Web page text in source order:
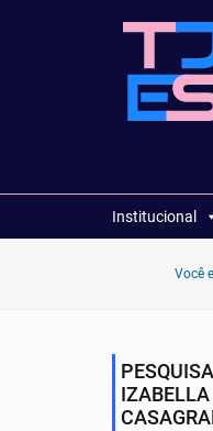
Institucional
Você